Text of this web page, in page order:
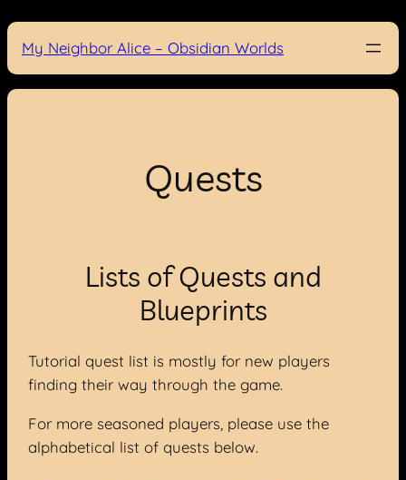
Skip
content
My Neighbor Alice – Obsidian Worlds
Quests
Lists of Quests and
Blueprints
Tutorial quest list is mostly for new players
finding their way through the game.
For more seasoned players, please use the
alphabetical list of quests below.